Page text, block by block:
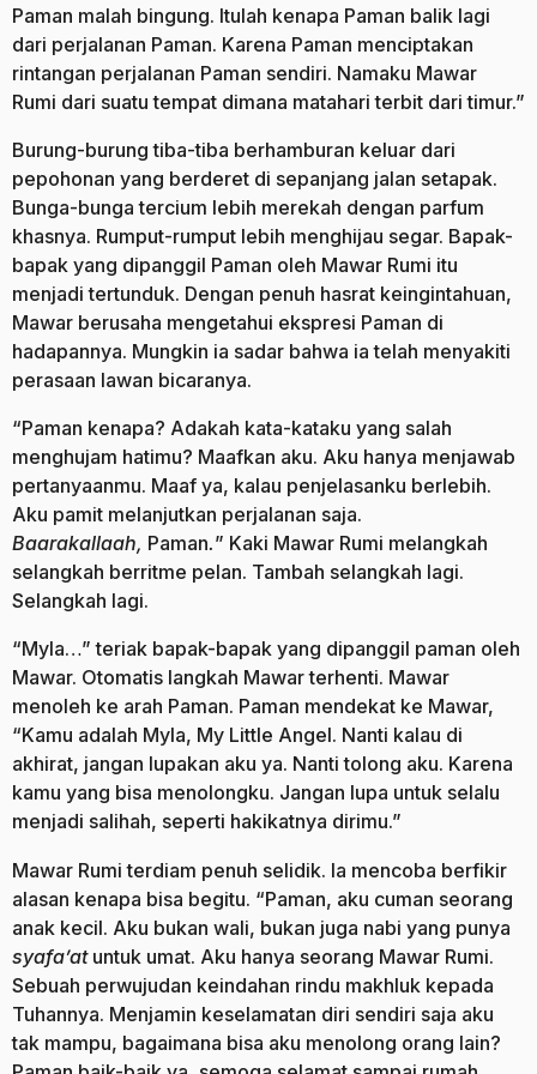
Paman malah bingung. Itulah kenapa Paman balik lagi
dari perjalanan Paman. Karena Paman menciptakan
rintangan perjalanan Paman sendiri. Namaku Mawar
Rumi dari suatu tempat dimana matahari terbit dari timur.”
Burung-burung tiba-tiba berhamburan keluar dari
pepohonan yang berderet di sepanjang jalan setapak.
Bunga-bunga tercium lebih merekah dengan parfum
khasnya. Rumput-rumput lebih menghijau segar. Bapak-
bapak yang dipanggil Paman oleh Mawar Rumi itu
menjadi tertunduk. Dengan penuh hasrat keingintahuan,
Mawar berusaha mengetahui ekspresi Paman di
hadapannya. Mungkin ia sadar bahwa ia telah menyakiti
perasaan lawan bicaranya.
“Paman kenapa? Adakah kata-kataku yang salah
menghujam hatimu? Maafkan aku. Aku hanya menjawab
pertanyaanmu. Maaf ya, kalau penjelasanku berlebih.
Aku pamit melanjutkan perjalanan saja.
Baarakallaah, Paman.” Kaki Mawar Rumi melangkah
selangkah berritme pelan. Tambah selangkah lagi.
Selangkah lagi.
“Myla…” teriak bapak-bapak yang dipanggil paman oleh
Mawar. Otomatis langkah Mawar terhenti. Mawar
menoleh ke arah Paman. Paman mendekat ke Mawar,
“Kamu adalah Myla, My Little Angel. Nanti kalau di
akhirat, jangan lupakan aku ya. Nanti tolong aku. Karena
kamu yang bisa menolongku. Jangan lupa untuk selalu
menjadi salihah, seperti hakikatnya dirimu.”
Mawar Rumi terdiam penuh selidik. Ia mencoba berfikir
alasan kenapa bisa begitu. “Paman, aku cuman seorang
anak kecil. Aku bukan wali, bukan juga nabi yang punya
syafa’atuntuk umat. Aku hanya seorang Mawar Rumi.
Sebuah perwujudan keindahan rindu makhluk kepada
Tuhannya. Menjamin keselamatan diri sendiri saja aku
tak mampu, bagaimana bisa aku menolong orang lain?